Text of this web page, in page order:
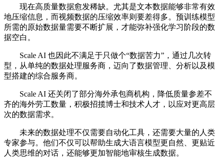
现在高质量数据愈发稀缺。尤其是文本数据能够非常有效
地压缩信息，而视频数据的压缩效率则要差得多。预训练模型
所需的原始数据量需要不断扩展，才能弥补强化学习阶段的数
据空白。
Scale AI 也因此不满足于只做个“数据苦力”，通过几次转
型，从单纯的数据处理服务商，迈向了数据管理、分析以及模
型搭建的综合服务商。
Scale AI 还关闭了部分海外承包商机构，降低质量参差不
齐的海外劳工数量，积极招揽博士和技术人才，以应对更高层
次的数据需求。
未来的数据处理不仅需要自动化工具，还需要大量的人类
专家参与。他们不仅可以帮助生成大语言模型更自然、更贴近
人类思维的对话，还能够更加智能地审核生成数据。